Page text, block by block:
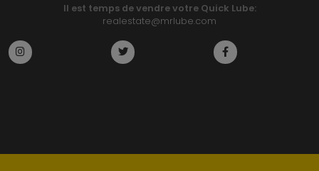
Il est temps de vendre votre Quick Lube:
realestate@mrlube.com